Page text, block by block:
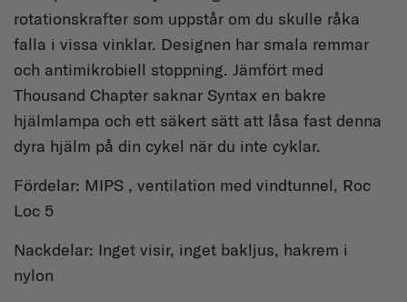
rotationskrafter som uppstår om du skulle råka
falla i vissa vinklar. Designen har smala remmar
och antimikrobiell stoppning. Jämfört med
Thousand Chapter saknar Syntax en bakre
hjälmlampa och ett säkert sätt att låsa fast denna
dyra hjälm på din cykel när du inte cyklar.
Fördelar: MIPS , ventilation med vindtunnel, Roc
Loc 5
Nackdelar: Inget visir, inget bakljus, hakrem i
nylon